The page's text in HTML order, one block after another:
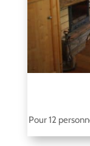
Pour 12